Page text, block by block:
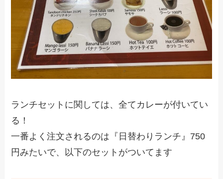
ランチセットに関しては、全てカレーが付いてい
る！
一番よく注文されるのは『日替わりランチ』750
円みたいで、以下のセットがついてます